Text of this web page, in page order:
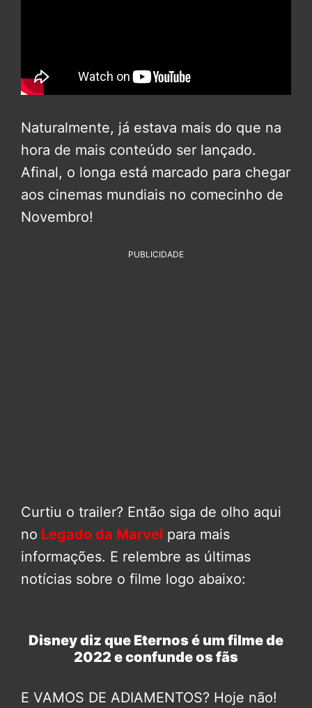
Naturalmente, já estava mais do que na
hora de mais conteúdo ser lançado.
Afinal, o longa está marcado para chegar
aos cinemas mundiais no comecinho de
Novembro!
PUBLICIDADE
Curtiu o trailer? Então siga de olho aqui
no Legado da Marvel para mais
informações. E relembre as últimas
notícias sobre o filme logo abaixo:
Disney diz que Eternos é um filme de
2022 e confunde os fãs
E VAMOS DE ADIAMENTOS? Hoje não!